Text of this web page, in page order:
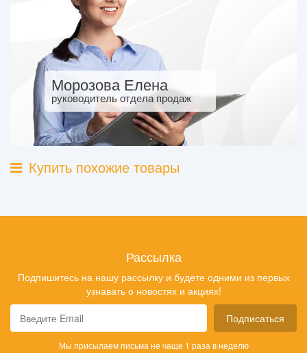
Морозова Елена
руководитель отдела продаж
Купить похожие товары
Рассылка
Подпишитесь на нашу рассылку и будете одними из первых
узнавать о новостях и акциях!
Подписаться
Мы присылаем письма не чаще 1 раза в неделю